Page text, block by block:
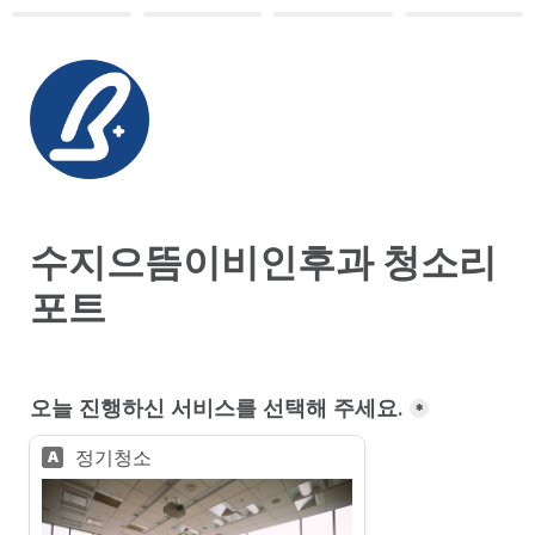
수지으뜸이비인후과 청소리
포트
오늘 진행하신 서비스를 선택해 주세요. *
A 정기청소